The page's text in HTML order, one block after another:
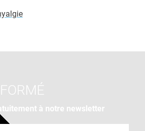
à notre newsletter